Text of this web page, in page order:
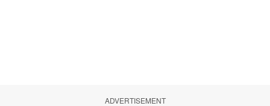
ADVERTISEMENT